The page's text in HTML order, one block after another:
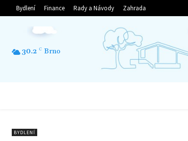
Bydlení Finance Rady a Návody Zahrada
30.2 C Brno
BYDLENÍ